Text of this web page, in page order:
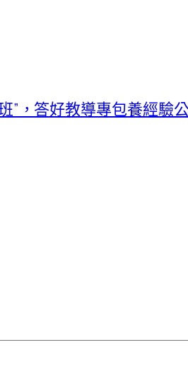
”，答好教導專包養經驗